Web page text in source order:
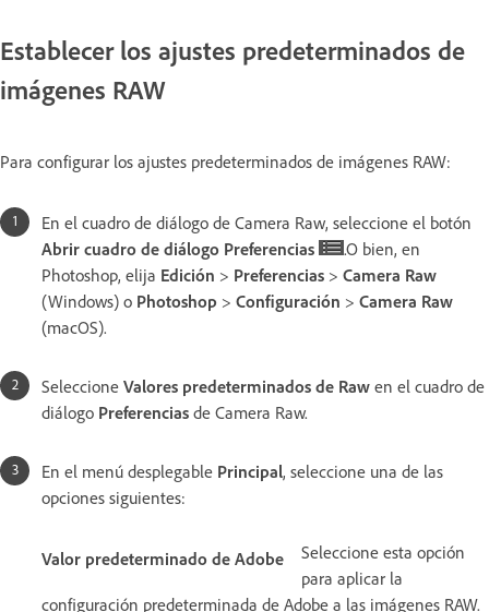
Establecer los ajustes predeterminados de
imágenes RAW
Para configurar los ajustes predeterminados de imágenes RAW:
En el cuadro de diálogo de Camera Raw, seleccione el botón
Abrir cuadro de diálogo Preferencias
.O bien, en
Photoshop, elija Edición > Preferencias > Camera Raw
(Windows) o Photoshop > Configuración > Camera Raw
(macOS).
Seleccione Valores predeterminados de Raw en el cuadro de
diálogo Preferencias de Camera Raw.
En el menú desplegable Principal, seleccione una de las
opciones siguientes:
Valor predeterminado de Adobe
Seleccione esta opción
para aplicar la
configuración predeterminada de Adobe a las imágenes RAW.